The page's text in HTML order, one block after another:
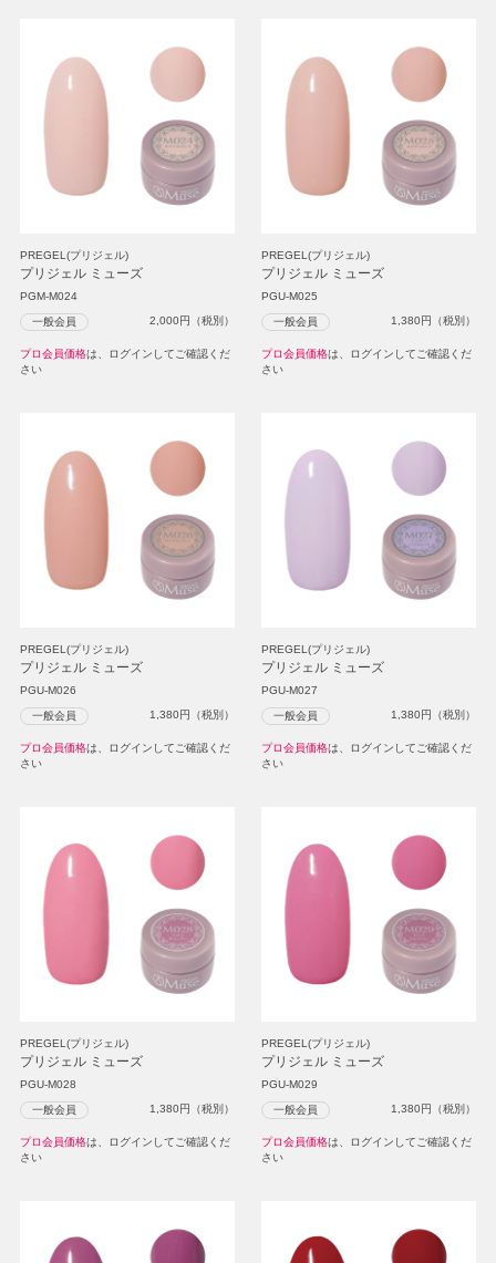
PREGEL(プリジェル)
プリジェル ミューズ
PGM-M024
一般会員 2,000円（税別）
プロ会員価格は、ログインしてご確認くだ
さい
PREGEL(プリジェル)
プリジェル ミューズ
PGU-M025
一般会員 1,380円（税別）
プロ会員価格は、ログインしてご確認くだ
さい
PREGEL(プリジェル)
プリジェル ミューズ
PGU-M026
一般会員 1,380円（税別）
プロ会員価格は、ログインしてご確認くだ
さい
PREGEL(プリジェル)
プリジェル ミューズ
PGU-M027
一般会員 1,380円（税別）
プロ会員価格は、ログインしてご確認くだ
さい
PREGEL(プリジェル)
プリジェル ミューズ
PGU-M028
一般会員 1,380円（税別）
プロ会員価格は、ログインしてご確認くだ
さい
PREGEL(プリジェル)
プリジェル ミューズ
PGU-M029
一般会員 1,380円（税別）
プロ会員価格は、ログインしてご確認くだ
さい